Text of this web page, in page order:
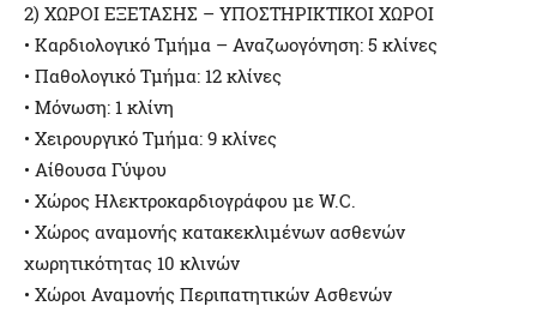
2) ΧΩΡΟΙ ΕΞΕΤΑΣΗΣ – ΥΠΟΣΤΗΡΙΚΤΙΚΟΙ ΧΩΡΟΙ
• Καρδιολογικό Τμήμα – Αναζωογόνηση: 5 κλίνες
• Παθολογικό Τμήμα: 12 κλίνες
• Μόνωση: 1 κλίνη
• Χειρουργικό Τμήμα: 9 κλίνες
• Αίθουσα Γύψου
• Χώρος Ηλεκτροκαρδιογράφου με W.C.
• Χώρος αναμονής κατακεκλιμένων ασθενών
χωρητικότητας 10 κλινών
• Χώροι Αναμονής Περιπατητικών Ασθενών